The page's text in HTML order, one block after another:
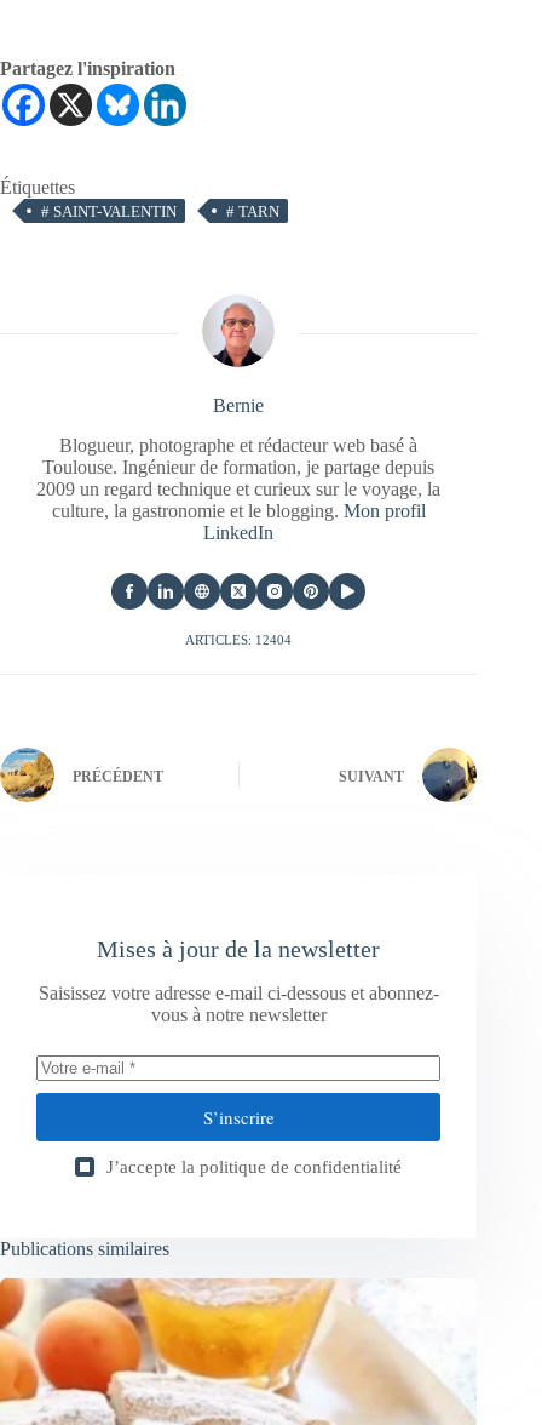
Partagez l'inspiration
Étiquettes
# SAINT-VALENTIN # TARN
Bernie
Blogueur, photographe et rédacteur web basé à
Toulouse. Ingénieur de formation, je partage depuis
2009 un regard technique et curieux sur le voyage, la
culture, la gastronomie et le blogging. Mon profil
LinkedIn
ARTICLES: 12404
PRÉCÉDENT SUIVANT
Mises à jour de la newsletter
Saisissez votre adresse e-mail ci-dessous et abonnez-
vous à notre newsletter
S’inscrire
J’accepte la politique de confidentialité
Publications similaires